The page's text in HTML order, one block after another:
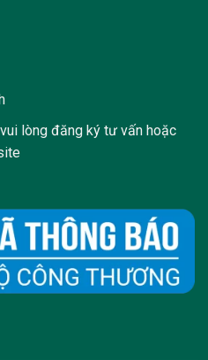
lòng đăng ký tư vấn hoặc